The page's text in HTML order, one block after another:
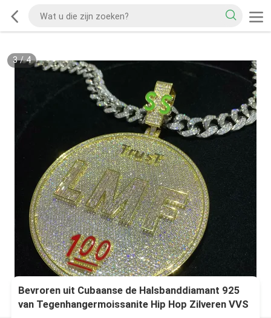
3/4
Bevroren uit Cubaanse de Halsbanddiamant 925
van Tegenhangermoissanite Hip Hop Zilveren VVS